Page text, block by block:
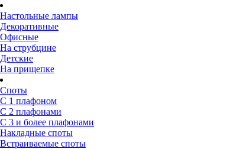
Настольные лампы
Декоративные
Офисные
На струбцине
Детские
На прищепке
Споты
С 1 плафоном
С 2 плафонами
С 3 и более плафонами
Накладные споты
Встраиваемые споты